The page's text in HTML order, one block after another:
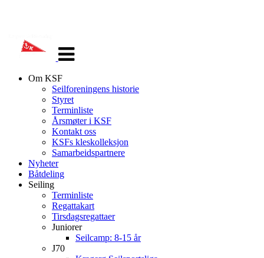
navigasjon
Om KSF
Seilforeningens historie
Styret
Terminliste
Årsmøter i KSF
Kontakt oss
KSFs kleskolleksjon
Samarbeidspartnere
Nyheter
Båtdeling
Seiling
Terminliste
Regattakart
Tirsdagsregattaer
Juniorer
Seilcamp: 8-15 år
J70